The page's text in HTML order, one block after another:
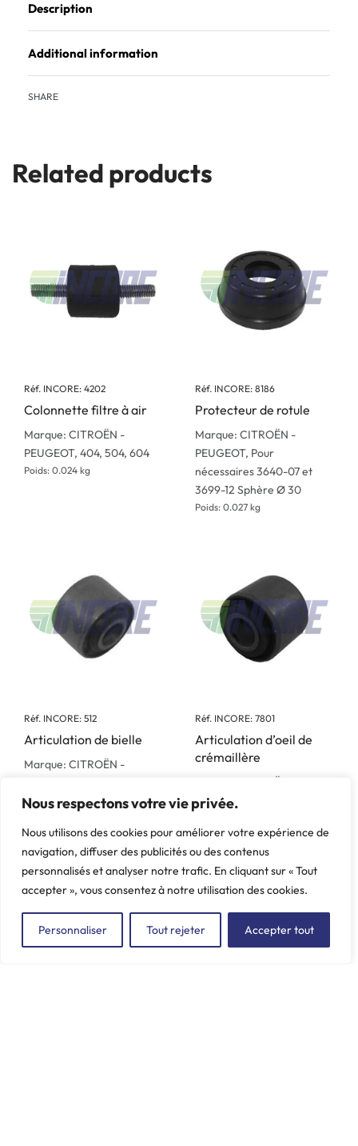
Nous respectons votre vie privée.
Nous utilisons des cookies pour améliorer votre expérience de
navigation, diffuser des publicités ou des contenus
personnalisés et analyser notre trafic. En cliquant sur « Tout
accepter », vous consentez à notre utilisation des cookies.
Personnaliser Tout rejeter Accepter tout
Description
Additional information
SHARE
Related products
Réf. INCORE: 4202
Colonnette filtre à air
Marque: CITROËN -
PEUGEOT, 404, 504, 604
Poids: 0.024 kg
Réf. INCORE: 8186
Protecteur de rotule
Marque: CITROËN -
PEUGEOT, Pour
nécessaires 3640-07 et
3699-12 Sphère Ø 30
Poids: 0.027 kg
Réf. INCORE: 512
Articulation de bielle
Marque: CITROËN -
Poids: 0.034 kg
Réf. INCORE: 7801
Articulation d’oeil de
crémaillère
Marque: CITROËN -
PEUGEOT, 104, 204, 205,
Poids: 0.028 kg